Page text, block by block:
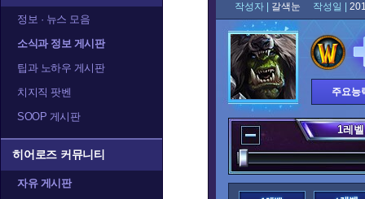
정보 · 뉴스 모음
소식과 정보 게시판
팁과 노하우 게시판
치지직 팟벤
SOOP 게시판
히어로즈 커뮤니티
자유 게시판
작성자 | 갈색눈 작성일 |
주요능
1레벨